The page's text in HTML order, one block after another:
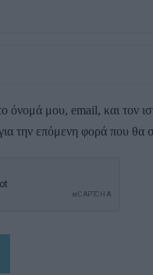
όνομά μου, email, και τον
την επόμενη φορά που θα